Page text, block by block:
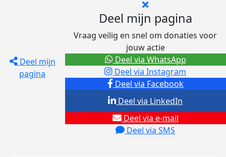
Deel mijn
pagina
Deel mijn pagina
Vraag veilig en snel om donaties voor
jouw actie
Deel via Facebook
Deel via Instagram
Deel via e-mail
Deel via SMS
Deel via LinkedIn
Deel via WhatsApp